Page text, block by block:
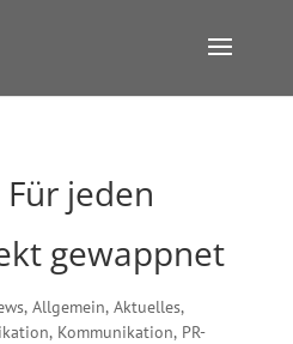
jeden
gewappnet
, Allgemein, Aktuelles,
, Kommunikation, PR-